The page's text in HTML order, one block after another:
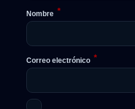
Nombre *
Correo electrónico *